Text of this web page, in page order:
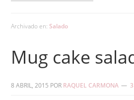
Archivado en: Salado
Mug cake
8 ABRIL, 2015 POR RAQUEL CARMONA